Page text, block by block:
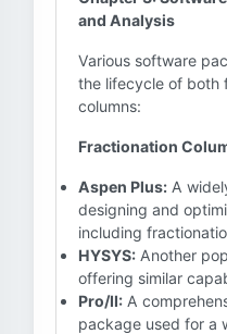
and Analysis
Various software
the lifecycle of both
columns:
Fractionation
Aspen Plus: A
designing and
including
HYSYS: Another
offering similar
Pro/II: A
package used for a